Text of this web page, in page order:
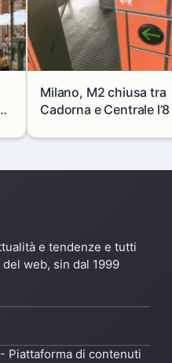
Milano, M2 chiusa tra
Cadorna e Centrale
alternative
e tendenze e tutti
web, sin dal 1999
Piattaforma di contenuti